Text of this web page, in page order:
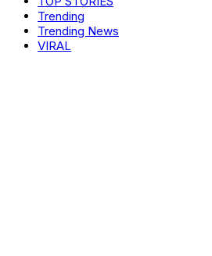
Trending
Trending News
VIRAL